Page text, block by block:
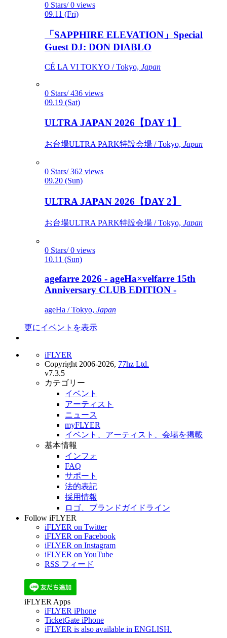
0 Stars/ 0 views
09.11 (Fri)
「SAPPHIRE ELEVATION」Special
Guest DJ: DON DIABLO
CÉ LA VI TOKYO / Tokyo, Japan
0 Stars/ 436 views
09.19 (Sat)
ULTRA JAPAN 2026【DAY 1】
お台場ULTRA PARK特設会場 / Tokyo, Japan
0 Stars/ 362 views
09.20 (Sun)
ULTRA JAPAN 2026【DAY 2】
お台場ULTRA PARK特設会場 / Tokyo, Japan
0 Stars/ 0 views
10.11 (Sun)
agefarre 2026 - ageHa×velfarre 15th
Anniversary CLUB EDITION -
ageHa / Tokyo, Japan
更にイベントを表示
iFLYER
Copyright 2006-2026, 77hz Ltd.
v7.3.5
カテゴリー
イベント
アーティスト
ニュース
myFLYER
イベント、アーティスト、会場を掲載
基本情報
インフォ
FAQ
サポート
法的表記
採用情報
ロゴ、ブランドガイドライン
Follow iFLYER
iFLYER on Twitter
iFLYER on Facebook
iFLYER on Instagram
iFLYER on YouTube
RSS フィード
iFLYER Apps
iFLYER iPhone
TicketGate iPhone
iFLYER is also available in ENGLISH.